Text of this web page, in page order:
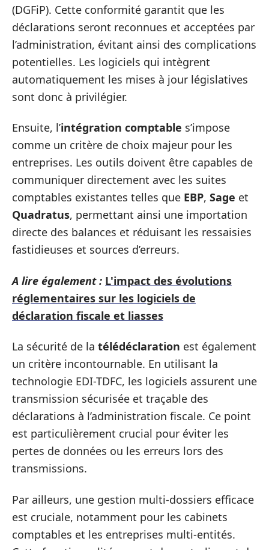
(DGFiP). Cette conformité garantit que les
déclarations seront reconnues et acceptées par
l’administration, évitant ainsi des complications
potentielles. Les logiciels qui intègrent
automatiquement les mises à jour législatives
sont donc à privilégier.
Ensuite, l’intégration comptable s’impose
comme un critère de choix majeur pour les
entreprises. Les outils doivent être capables de
communiquer directement avec les suites
comptables existantes telles que EBP, Sage et
Quadratus, permettant ainsi une importation
directe des balances et réduisant les ressaisies
fastidieuses et sources d’erreurs.
A lire également : L'impact des évolutions
réglementaires sur les logiciels de
déclaration fiscale et liasses
La sécurité de la télédéclaration est également
un critère incontournable. En utilisant la
technologie EDI-TDFC, les logiciels assurent une
transmission sécurisée et traçable des
déclarations à l’administration fiscale. Ce point
est particulièrement crucial pour éviter les
pertes de données ou les erreurs lors des
transmissions.
Par ailleurs, une gestion multi-dossiers efficace
est cruciale, notamment pour les cabinets
comptables et les entreprises multi-entités.